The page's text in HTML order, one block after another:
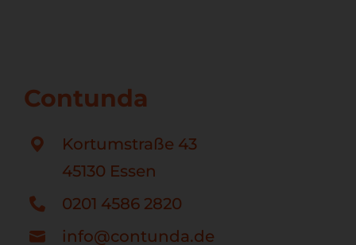
Contunda
Kortumstraße 43
45130 Essen
0201 4586 2820
info@contunda.de